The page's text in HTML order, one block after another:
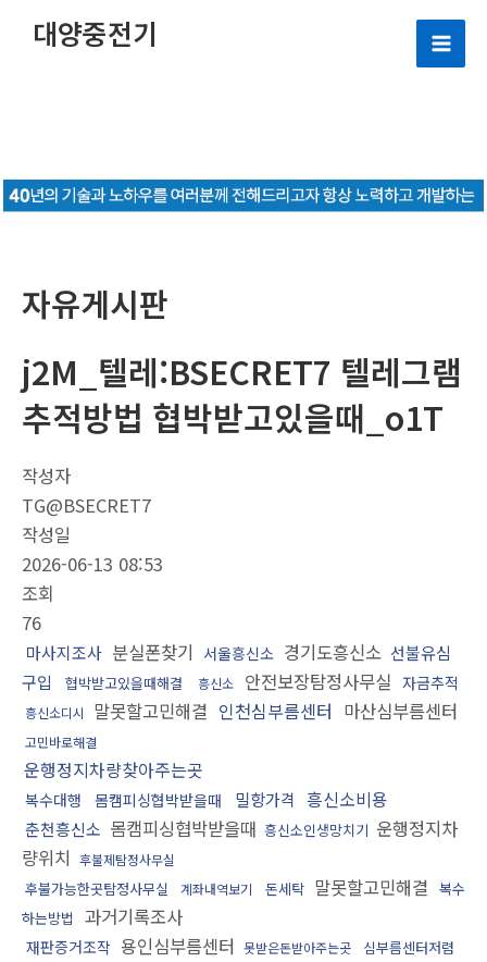
뛰
기
대양중전기
Main
자유게시판
j2M_텔레:BSECRET7 텔레그램
추적방법 협박받고있을때_o1T
작성자
TG@BSECRET7
작성일
2026-06-13 08:53
조회
76
마사지조사 분실폰찾기 서울흥신소 경기도흥신소 선불유심
구입
협박받고있을때해결 흥신소 안전보장탐정사무실 자금추적
흥신소디시 말못할고민해결 인천심부름센터 마산심부름센터
고민바로해결
운행정지차량찾아주는곳
복수대행 몸캠피싱협박받을때 밀항가격 흥신소비용
춘천흥신소 몸캠피싱협박받을때 흥신소인생망치기 운행정지차
량위치 후불제탐정사무실
후불가능한곳탐정사무실 계좌내역보기 돈세탁 말못할고민해결 복수
하는방법
과거기록조사
재판증거조작 용인심부름센터 못받은돈받아주는곳
심부름센터저렴